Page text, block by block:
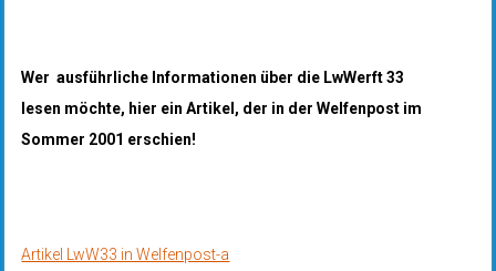
Wer ausführliche Informationen über die LwWerft 33
lesen möchte, hier ein Artikel, der in der Welfenpost im
Sommer 2001 erschien!
Artikel LwW33 in Welfenpost-a